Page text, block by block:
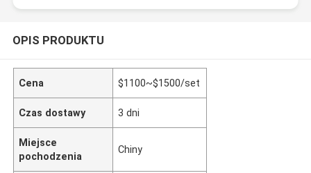
OPIS PRODUKTU
Cena $1100~$1500/set
Czas dostawy 3 dni
Miejsce
pochodzenia
Chiny